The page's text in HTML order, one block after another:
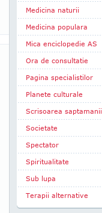
Medicina naturii
Medicina populara
Mica enciclopedie AS
Ora de consultatie
Pagina specialistilor
Planete culturale
Scrisoarea saptamanii
Societate
Spectator
Spiritualitate
Sub lupa
Terapii alternative